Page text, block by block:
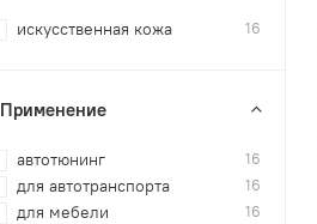
искусственная кожа 16
Применение
автотюнинг 16
для автотранспорта 16
для мебели 16